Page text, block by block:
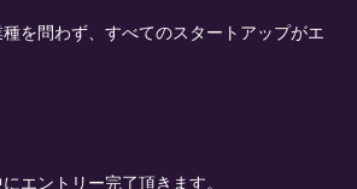
を問わず、すべてのスタートアップがエ
エントリー完了頂きます。